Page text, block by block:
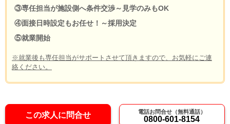
③専任担当が施設側へ条件交渉～見学のみもOK
④面接日時設定もお任せ！～採用決定
⑤就業開始
※就業後も専任担当がサポートさせて頂きますので、お気軽にご連
絡ください。
この求人に問合せ 電話お問合せ（無料通話）
0800-601-8154